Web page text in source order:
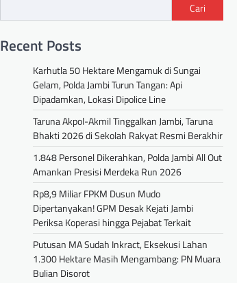
Cari
Recent Posts
Karhutla 50 Hektare Mengamuk di Sungai
Gelam, Polda Jambi Turun Tangan: Api
Dipadamkan, Lokasi Dipolice Line
Taruna Akpol-Akmil Tinggalkan Jambi, Taruna
Bhakti 2026 di Sekolah Rakyat Resmi Berakhir
1.848 Personel Dikerahkan, Polda Jambi All Out
Amankan Presisi Merdeka Run 2026
Rp8,9 Miliar FPKM Dusun Mudo
Dipertanyakan! GPM Desak Kejati Jambi
Periksa Koperasi hingga Pejabat Terkait
Putusan MA Sudah Inkract, Eksekusi Lahan
1.300 Hektare Masih Mengambang: PN Muara
Bulian Disorot